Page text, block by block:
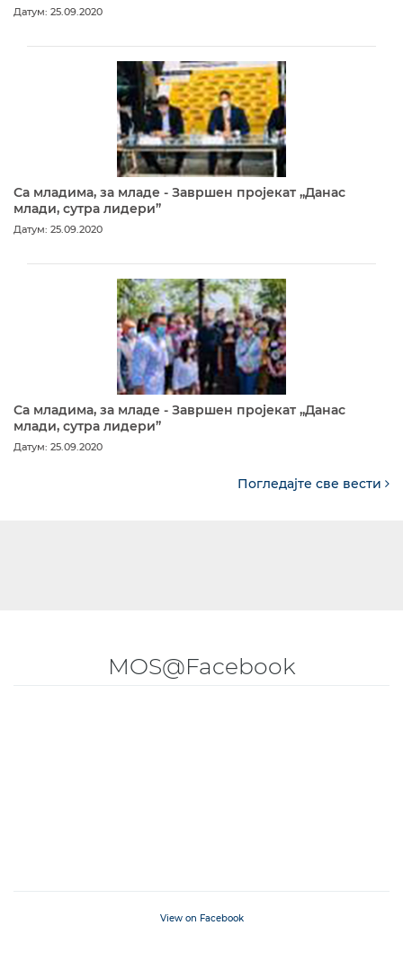
Датум: 25.09.2020
Са младима, за младе - Завршен пројекат „Данас
млади, сутра лидери”
Датум: 25.09.2020
Са младима, за младе - Завршен пројекат „Данас
млади, сутра лидери”
Датум: 25.09.2020
Погледајте све вести
MOS@Facebook
View on Facebook